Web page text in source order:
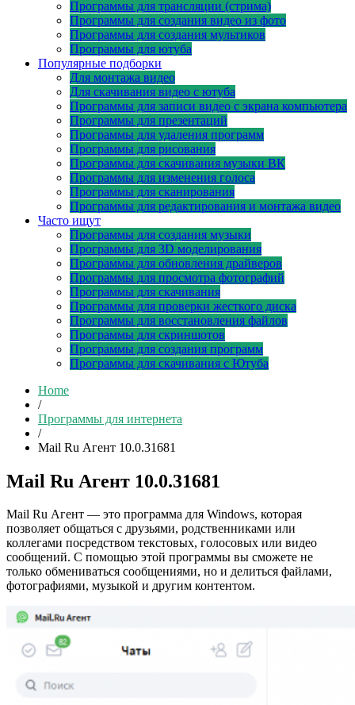
Программы для трансляции (стрима)
Программы для создания видео из фото
Программы для создания мультиков
Программы для ютуба
Популярные подборки
Для монтажа видео
Для скачивания видео с ютуба
Программы для записи видео с экрана компьютера
Программы для презентаций
Программы для удаления программ
Программы для рисования
Программы для скачивания музыки ВК
Программы для изменения голоса
Программы для сканирования
Программы для редактирования и монтажа видео
Часто ищут
Программы для создания музыки
Программы для 3D моделирования
Программы для обновления драйверов
Программы для просмотра фотографий
Программы для скачивания
Программы для проверки жесткого диска
Программы для восстановления файлов
Программы для скриншотов
Программы для создания программ
Программы для скачивания с Ютуба
Home
/
Программы для интернета
/
Mail Ru Агент 10.0.31681
Mail Ru Агент 10.0.31681
Mail Ru Агент — это программа для Windows, которая
позволяет общаться с друзьями, родственниками или
коллегами посредством текстовых, голосовых или видео
сообщений. С помощью этой программы вы сможете не
только обмениваться сообщениями, но и делиться файлами,
фотографиями, музыкой и другим контентом.